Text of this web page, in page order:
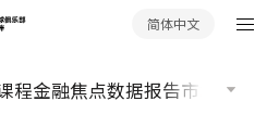
简体中文
程金融焦点数据报告市场分析